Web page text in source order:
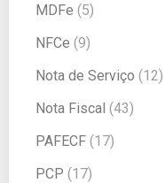
MDFe (5)
NFCe (9)
Nota de Serviço (12)
Nota Fiscal (43)
PAFECF (17)
PCP (17)